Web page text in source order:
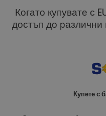
Когато купувате с
достъп до
Купете с